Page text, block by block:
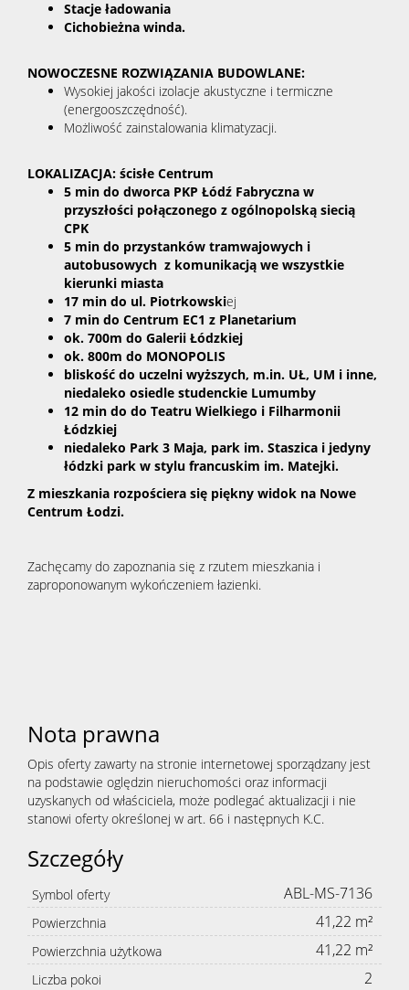
Stacje ładowania
Cichobieżna winda.
NOWOCZESNE ROZWIĄZANIA BUDOWLANE:
Wysokiej jakości izolacje akustyczne i termiczne
(energooszczędność).
Możliwość zainstalowania klimatyzacji.
LOKALIZACJA: ścisłe Centrum
5 min do dworca PKP Łódź Fabryczna w
przyszłości połączonego z ogólnopolską siecią
CPK
5 min do przystanków tramwajowych i
autobusowych z komunikacją we wszystkie
kierunki miasta
17 min do ul. Piotrkowskiej
7 min do Centrum EC1 z Planetarium
ok. 700m do Galerii Łódzkiej
ok. 800m do MONOPOLIS
bliskość do uczelni wyższych, m.in. UŁ, UM i inne,
niedaleko osiedle studenckie Lumumby
12 min do do Teatru Wielkiego i Filharmonii
Łódzkiej
niedaleko Park 3 Maja, park im. Staszica i jedyny
łódzki park w stylu francuskim im. Matejki.
Z mieszkania rozpościera się piękny widok na Nowe
Centrum Łodzi.
Zachęcamy do zapoznania się z rzutem mieszkania i
zaproponowanym wykończeniem łazienki.
Nota prawna
Opis oferty zawarty na stronie internetowej sporządzany jest
na podstawie oględzin nieruchomości oraz informacji
uzyskanych od właściciela, może podlegać aktualizacji i nie
stanowi oferty określonej w art. 66 i następnych K.C.
Szczegóły
Symbol oferty ABL-MS-7136
Powierzchnia 41,22 m²
Powierzchnia użytkowa 41,22 m²
Liczba pokoi 2